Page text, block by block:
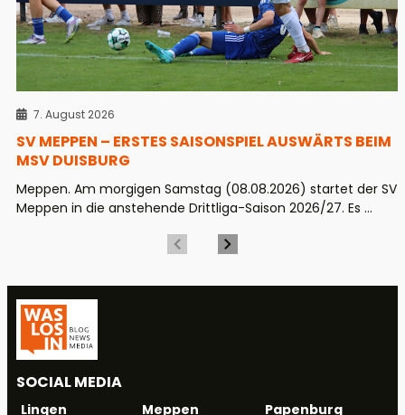
7. August 2026
SV MEPPEN – ERSTES SAISONSPIEL AUSWÄRTS BEIM
MSV DUISBURG
Meppen. Am morgigen Samstag (08.08.2026) startet der SV
Meppen in die anstehende Drittliga-Saison 2026/27. Es ...
SOCIAL MEDIA
Lingen Meppen Papenburg